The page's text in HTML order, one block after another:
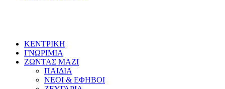
Close
Menu
ΚΕΝΤΡΙΚΗ
ΓΝΩΡΙΜΙΑ
ΖΩΝΤΑΣ ΜΑΖΙ
ΠΑΙΔΙΑ
ΝΕΟΙ & ΕΦΗΒΟΙ